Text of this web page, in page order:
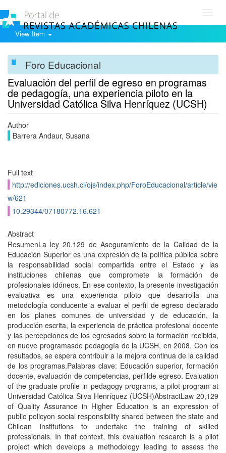
View Item
Foro Educacional
Evaluación del perfil de egreso en programas
de pedagogí­a, una experiencia piloto en la
Universidad Católica Silva Henrí­quez (UCSH)
Author
Barrera Andaur, Susana
Full text
http://ediciones.ucsh.cl/ojs/index.php/ForoEducacional/article/vie
w/621
10.29344/07180772.16.621
Abstract
ResumenLa ley 20.129 de Aseguramiento de la Calidad de la
Educación Superior es una expresión de la polí­tica pública sobre
la responsabilidad social compartida entre el Estado y las
instituciones chilenas que compromete la formación de
profesionales idóneos. En ese contexto, la presente investigación
evaluativa es una experiencia piloto que desarrolla una
metodologí­a conducente a evaluar el perfil de egreso declarado
en los planes comunes de universidad y de educación, la
producción escrita, la experiencia de práctica profesional docente
y las percepciones de los egresados sobre la formación recibida,
en nueve programasde pedagogí­a de la UCSH, en 2008. Con los
resultados, se espera contribuir a la mejora continua de la calidad
de los programas.Palabras clave: Educación superior, formación
docente, evaluación de competencias, perfilde egreso. Evaluation
of the graduate profile in pedagogy programs, a pilot program at
Universidad Católica Silva Henrí­quez (UCSH)AbstractLaw 20,129
of Quality Assurance in Higher Education is an expression of
public policyon social responsibility shared between the state and
Chilean institutions to undertake the training of skilled
professionals. In that context, this evaluation research is a pilot
project which develops a methodology leading to assess the